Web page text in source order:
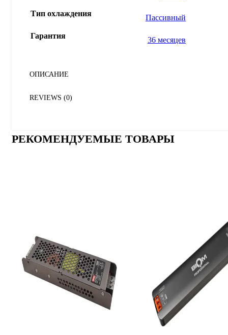
Тип охлаждения Пассивный
Гарантия 36 месяцев
ОПИСАНИЕ
REVIEWS (0)
РЕКОМЕНДУЕМЫЕ ТОВАРЫ